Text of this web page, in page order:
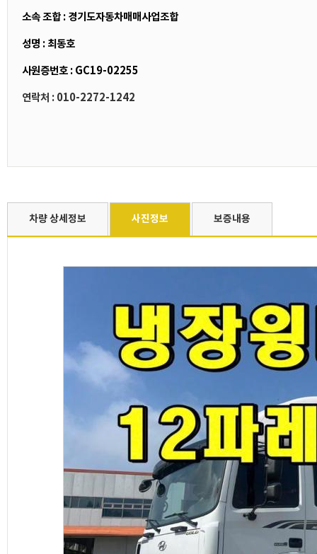
소속 조합 : 경기도자동차매매사업조합
성명 : 최동호
사원증번호 : GC19-02255
연락처 : 010-2272-1242
차량 상세정보 사진정보 보증내용